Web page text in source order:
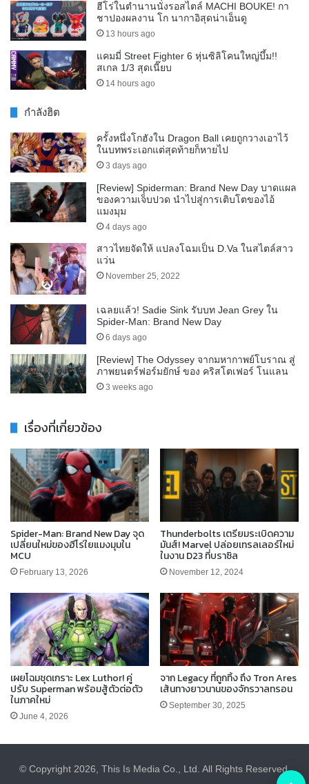
ฮีโร่ในตำนานนั่งรอสไตล์ MACHI BOUKE! กา
ชาปองผลงาน โก นากาอิสุดน่าเอ็นดู
13 hours ago
แคมมี่ Street Fighter 6 หุ่นซิลิโคนใหญ่บึ้ม!!
สเกล 1/3 สุดเนี๊ยบ
14 hours ago
กำลังฮิต
ครั้งหนึ่งโกฮังใน Dragon Ball เคยถูกวางเอาไว้
ในบทพระเอกแต่สุดท้ายก็หายไป
3 days ago
[Review] Spiderman: Brand New Day บาดแผล
ของความเจ็บปวด นำไปสู่การเติบโตของไอ้
แมงมุม
4 days ago
สาวไทยจัดให้ แปลงโฉมเป็น D.Va ในสไตล์สาว
แว่น
November 25, 2022
เฉลยแล้ว! Sadie Sink รับบท Jean Grey ใน
Spider-Man: Brand New Day
6 days ago
[Review] The Odyssey จากมหากาพย์โบราณ สู่
ภาพยนตร์ฟอร์มยักษ์ ของ คริสโตเฟอร์ โนแลน
3 weeks ago
เรื่องที่เกี่ยวข้อง
Spider-Man: Brand New Day จุด
เปลี่ยนใหม่ของฮีโร่ใยแมงมุมใน
MCU
February 13, 2026
Thunderbolts เตรียมระเบิดความ
มันส์! Marvel ปล่อยเทรลเลอร์ใหม่
ในงาน D23 ที่บราซิล
November 12, 2024
เผยโฉมชุดเกราะ Lex Luthor! คู่
ปรับ Superman พร้อมสู้ตัวต่อตัว
ในภาคใหม่
June 4, 2026
จาก Legacy ที่ถูกทิ้ง ถึง Tron Ares
เส้นทางยาวนานของจักรวาลทรอน
September 30, 2025
© Copyright 2026, This Is Media Co., Ltd. All Rights Reserved.